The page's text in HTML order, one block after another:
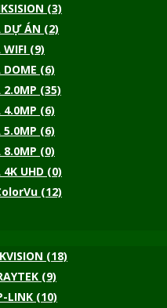
(3)
DỰ ÁN (2)
WIFI (9)
DOME (6)
2.0MP (35)
4.0MP (6)
5.0MP (6)
8.0MP (0)
4K UHD (0)
(12)
(18)
(9)
LINK (10)